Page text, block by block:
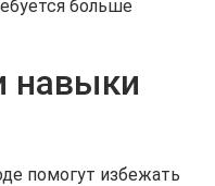
больше
навыки
помогут избежать